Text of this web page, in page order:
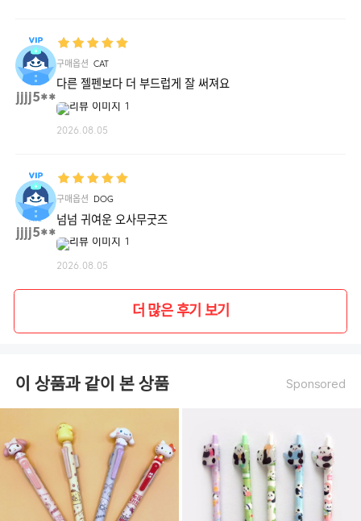
jjjj5**
구매옵션 CAT
다른 젤펜보다 더 부드럽게 잘 써져요
2026.08.05
jjjj5**
구매옵션 DOG
넘넘 귀여운 오사무굿즈
2026.08.05
더 많은 후기 보기
이 상품과 같이 본 상품 Sponsored